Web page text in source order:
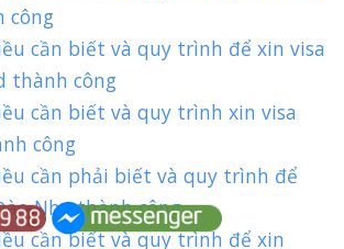
công
cần biết và quy trình để xin visa
thành công
cần biết và quy trình xin visa
công
cần phải biết và quy trình để
Nha thành công
cần biết và quy trình để xin